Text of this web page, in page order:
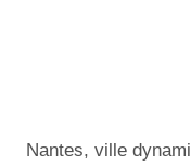
Nantes, ville